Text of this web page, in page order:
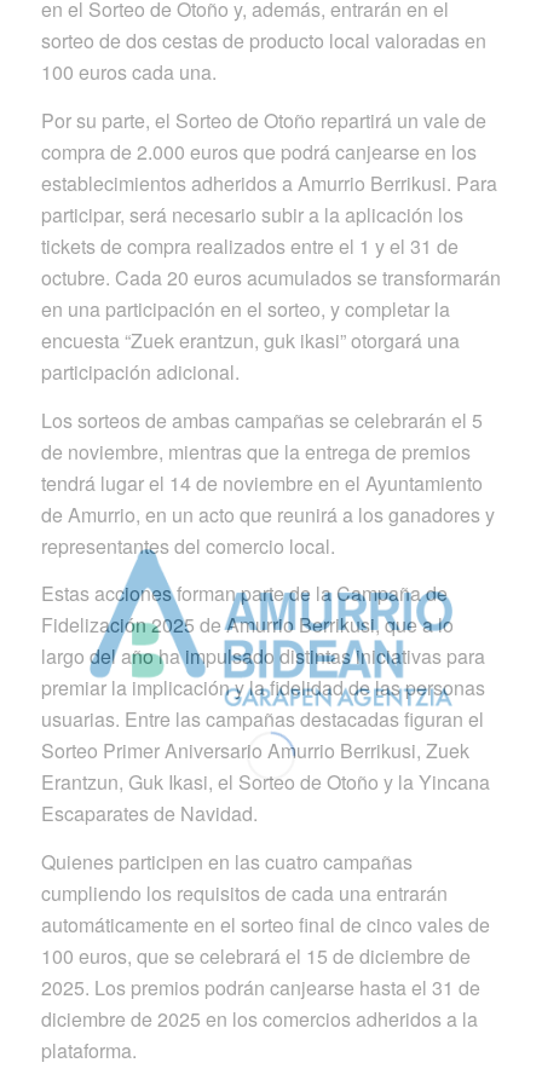
en el Sorteo de Otoño y, además, entrarán en el
sorteo de dos cestas de producto local valoradas en
100 euros cada una.
Por su parte, el Sorteo de Otoño repartirá un vale de
compra de 2.000 euros que podrá canjearse en los
establecimientos adheridos a Amurrio Berrikusi. Para
participar, será necesario subir a la aplicación los
tickets de compra realizados entre el 1 y el 31 de
octubre. Cada 20 euros acumulados se transformarán
en una participación en el sorteo, y completar la
encuesta “Zuek erantzun, guk ikasi” otorgará una
participación adicional.
Los sorteos de ambas campañas se celebrarán el 5
de noviembre, mientras que la entrega de premios
tendrá lugar el 14 de noviembre en el Ayuntamiento
de Amurrio, en un acto que reunirá a los ganadores y
representantes del comercio local.
Estas acciones forman parte de la Campaña de
Fidelización 2025 de Amurrio Berrikusi, que a lo
largo del año ha impulsado distintas iniciativas para
premiar la implicación y la fidelidad de las personas
usuarias. Entre las campañas destacadas figuran el
Sorteo Primer Aniversario Amurrio Berrikusi, Zuek
Erantzun, Guk Ikasi, el Sorteo de Otoño y la Yincana
Escaparates de Navidad.
Quienes participen en las cuatro campañas
cumpliendo los requisitos de cada una entrarán
automáticamente en el sorteo final de cinco vales de
100 euros, que se celebrará el 15 de diciembre de
2025. Los premios podrán canjearse hasta el 31 de
diciembre de 2025 en los comercios adheridos a la
plataforma.